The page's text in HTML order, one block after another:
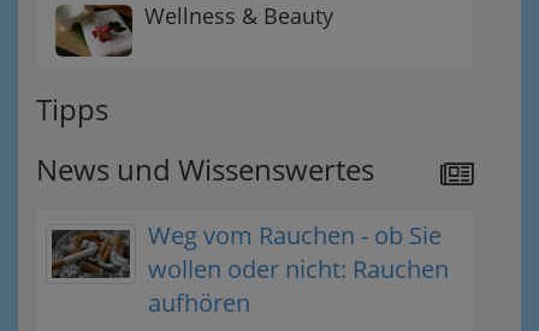
Wellness & Beauty
Tipps
News und Wissenswertes
Weg vom Rauchen - ob Sie
wollen oder nicht: Rauchen
aufhören